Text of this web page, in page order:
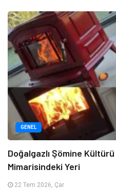
GENEL
Doğalgazlı Şömine
Mimarisindeki Yeri
22 Tem 2026, Çar